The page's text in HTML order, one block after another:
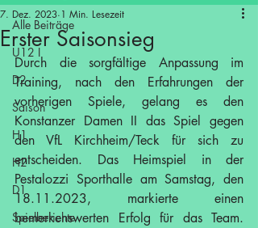
Alle Beiträge
U12 I
D2
Saison
H1
H2
D1
Spielberichte
Erster Saisonsieg
7. Dez. 2023 1 Min. Lesezeit
Durch die sorgfältige Anpassung im
Training, nach den Erfahrungen der
vorherigen Spiele, gelang es den
Konstanzer Damen II das Spiel gegen
den VfL Kirchheim/Teck für sich zu
entscheiden. Das Heimspiel in der
Pestalozzi Sporthalle am Samstag, den
18.11.2023, markierte einen
bemerkenswerten Erfolg für das Team.